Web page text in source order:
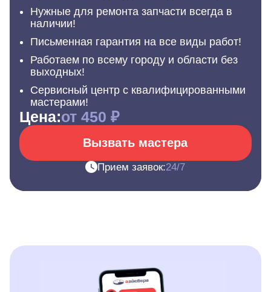
Нужные для ремонта запчасти всегда в
наличии!
Письменная гарантия на все виды работ!
Работаем по всему городу и области без
выходных!
Сервисный центр с квалифицированными
мастерами!
Цена:от 450 ₽
Вызвать мастера
Прием заявок:24/7